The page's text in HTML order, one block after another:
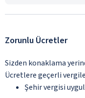
Zorunlu Ücretler
Sizden konaklama
Ücretlere geçerli
Şehir vergisi